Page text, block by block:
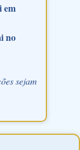
em
no
sejam